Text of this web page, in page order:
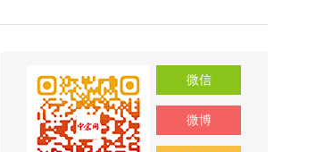
微信
微博